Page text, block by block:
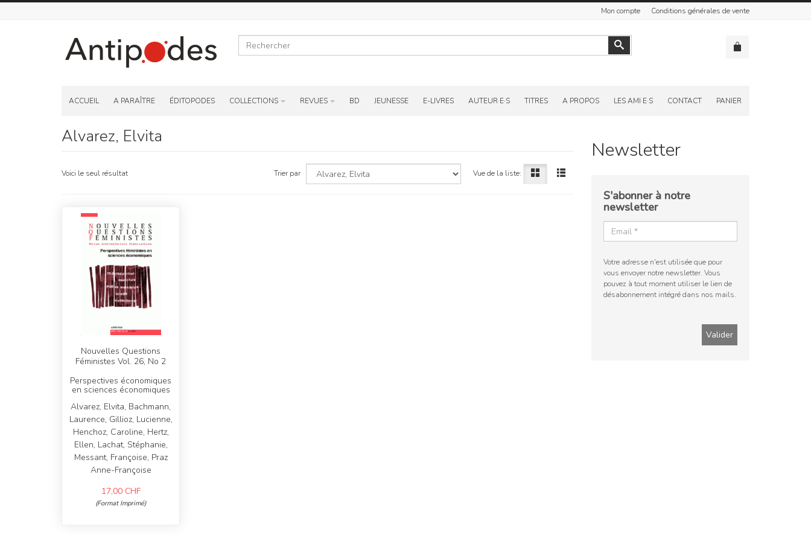
Mon compte Conditions générales de vente
ACCUEIL A PARAÎTRE ÉDITOPODES COLLECTIONS REVUES BD JEUNESSE E-LIVRES AUTEUR·E·S TITRES A PROPOS LES AMI·E·S CONTACT PANIER
Alvarez, Elvita
Voici le seul résultat Trier par Vue de la liste:
Nouvelles Questions
Féministes Vol. 26, No 2
Perspectives économiques
en sciences économiques
Alvarez, Elvita, Bachmann,
Laurence, Gillioz, Lucienne,
Henchoz, Caroline, Hertz,
Ellen, Lachat, Stéphanie,
Messant, Françoise, Praz
Anne-Françoise
17,00 CHF
(Format Imprimé)
Newsletter
S'abonner à notre
newsletter
Votre adresse n'est utilisée que pour
vous envoyer notre newsletter. Vous
pouvez à tout moment utiliser le lien de
désabonnement intégré dans nos mails.